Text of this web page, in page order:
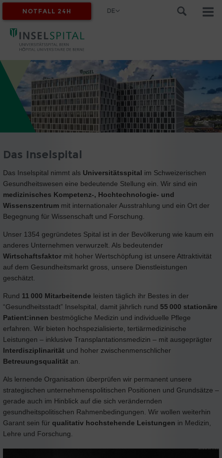
MYINSEL
NOTFALL 24H DE
Das Inselspital
Das Inselspital nimmt als Universitätsspital im Schweizerischen
Gesundheitswesen eine bedeutende Stellung ein. Wir sind ein
medizinisches Kompetenz-, Hochtechnologie- und
Wissenszentrum mit internationaler Ausstrahlung und ein Ort der
Begegnung für Wissenschaft und Forschung.
Unser 1354 gegründetes Spital ist in der Bevölkerung wie kaum ein
anderes Unternehmen verwurzelt. Als bedeutender
Wirtschaftsfaktor mit hoher Wertschöpfung ist unsere Attraktivität
auf dem Gesundheitsmarkt gross, unsere Dienstleistungen
geschätzt.
Rund 11 000 Mitarbeitende leisten täglich ihr Bestes in der
“Gesundheitsstadt” Inselspital, damit jährlich rund 55 000 stationäre
Patient:innen bestmögliche Medizin und individuelle Pflege
erfahren. Wir bieten hochspezialisierte, tertiärmedizinische
Leistungen – inklusive Transplantationsmedizin – mit ausgeprägter
Interdisziplinarität und hoher zwischenmenschlicher
Betreuungsqualität an.
Als lernende Organisation überprüfen wir permanent unsere
strategischen unternehmenspolitischen Positionen und Grundsätze –
gerade auch im Hinblick auf die sich verändernden
gesundheitspolitischen Rahmenbedingungen. Wir wollen weiterhin
Garant sein für qualitativ hochstehende Leistungen in Medizin,
Lehre und Forschung.